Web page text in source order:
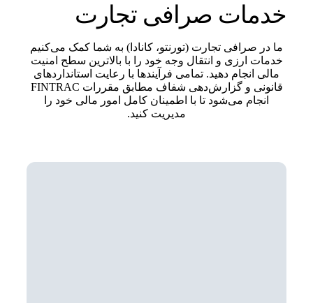
خدمات صرافی تجارت
ما در صرافی تجارت (تورنتو، کانادا) به شما کمک می‌کنیم
خدمات ارزی و انتقال وجه خود را با بالاترین سطح امنیت
مالی انجام دهید. تمامی فرآیندها با رعایت استانداردهای
قانونی و گزارش‌دهی شفاف مطابق مقررات FINTRAC
انجام می‌شود تا با اطمینان کامل امور مالی خود را
مدیریت کنید.